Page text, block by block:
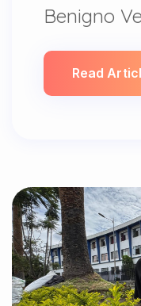
Benigno
Read